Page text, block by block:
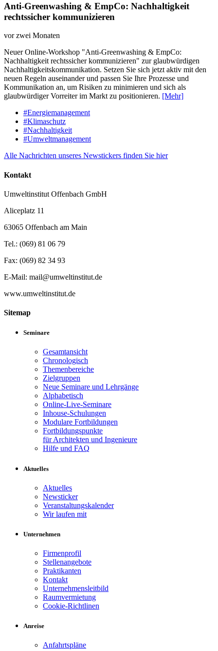
Anti-Greenwashing & EmpCo: Nachhaltigkeit
rechtssicher kommunizieren
vor zwei Monaten
Neuer Online-Workshop "Anti-Greenwashing & EmpCo:
Nachhaltigkeit rechtssicher kommunizieren" zur glaubwürdigen
Nachhaltigkeitskommunikation. Setzen Sie sich jetzt aktiv mit den
neuen Regeln auseinander und passen Sie Ihre Prozesse und
Kommunikation an, um Risiken zu minimieren und sich als
glaubwürdiger Vorreiter im Markt zu positionieren. [Mehr]
#Energiemanagement
#Klimaschutz
#Nachhaltigkeit
#Umweltmanagement
Alle Nachrichten unseres Newstickers finden Sie hier
Kontakt
Umweltinstitut Offenbach GmbH
Aliceplatz 11
63065 Offenbach am Main
Tel.: (069) 81 06 79
Fax: (069) 82 34 93
E-Mail: mail@umweltinstitut.de
www.umweltinstitut.de
Sitemap
Seminare
Gesamtansicht
Chronologisch
Themenbereiche
Zielgruppen
Neue Seminare und Lehrgänge
Alphabetisch
Online-Live-Seminare
Inhouse-Schulungen
Modulare Fortbildungen
Fortbildungspunkte
für Architekten und Ingenieure
Hilfe und FAQ
Aktuelles
Aktuelles
Newsticker
Veranstaltungskalender
Wir laufen mit
Unternehmen
Firmenprofil
Stellenangebote
Praktikanten
Kontakt
Unternehmensleitbild
Raumvermietung
Cookie-Richtlinen
Anreise
Anfahrtspläne